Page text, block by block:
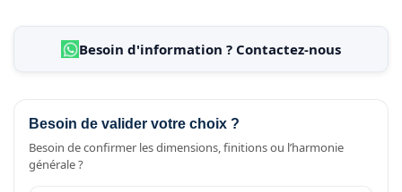
Besoin d'information ? Contactez-nous
Besoin de valider votre choix ?
Besoin de confirmer les dimensions, finitions ou l’harmonie
générale ?